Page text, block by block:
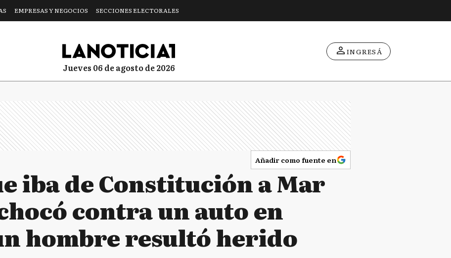
EMPRESAS Y NEGOCIOS SECCIONES ELECTORALES
jueves 06 de agosto de 2026
INGRESÁ
Añadir como fuente en
iba de Constitución a Mar
contra un auto en
hombre resultó herido